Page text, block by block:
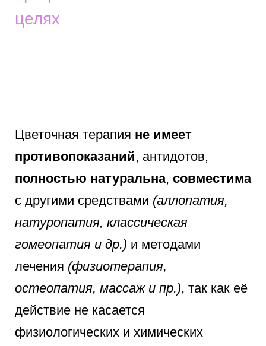
целях
Цветочная терапия не имеет
противопоказаний, антидотов,
полностью натуральна, совместима
с другими средствами (аллопатия,
натуропатия, классическая
гомеопатия и др.) и методами
лечения (физиотерапия,
остеопатия, массаж и пр.), так как её
действие не касается
физиологических и химических